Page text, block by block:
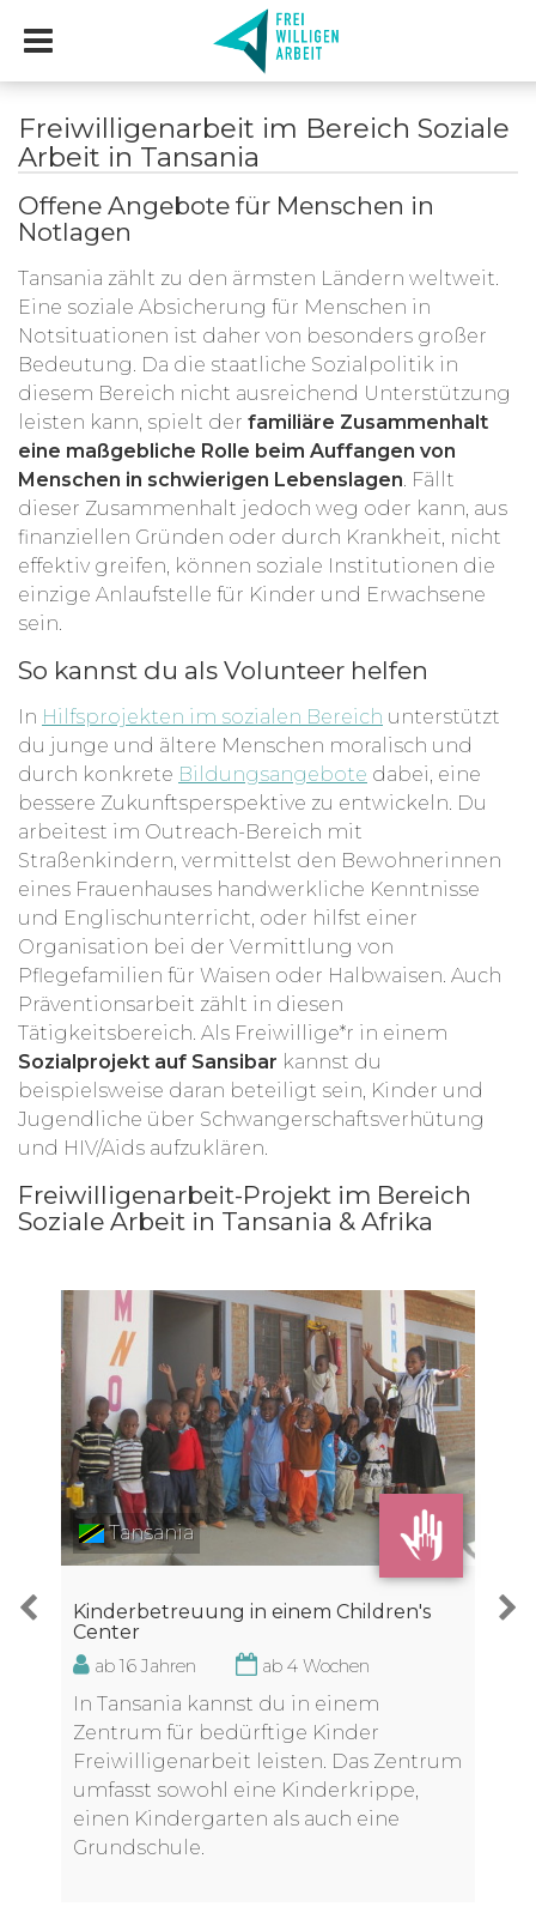
Freiwilligenarbeit im Bereich Soziale
Arbeit in Tansania
Offene Angebote für Menschen in
Notlagen
Tansania zählt zu den ärmsten Ländern weltweit.
Eine soziale Absicherung für Menschen in
Notsituationen ist daher von besonders großer
Bedeutung. Da die staatliche Sozialpolitik in
diesem Bereich nicht ausreichend Unterstützung
leisten kann, spielt der familiäre Zusammenhalt
eine maßgebliche Rolle beim Auffangen von
Menschen in schwierigen Lebenslagen. Fällt
dieser Zusammenhalt jedoch weg oder kann, aus
finanziellen Gründen oder durch Krankheit, nicht
effektiv greifen, können soziale Institutionen die
einzige Anlaufstelle für Kinder und Erwachsene
sein.
So kannst du als Volunteer helfen
In Hilfsprojekten im sozialen Bereich unterstützt
du junge und ältere Menschen moralisch und
durch konkrete Bildungsangebote dabei, eine
bessere Zukunftsperspektive zu entwickeln. Du
arbeitest im Outreach-Bereich mit
Straßenkindern, vermittelst den Bewohnerinnen
eines Frauenhauses handwerkliche Kenntnisse
und Englischunterricht, oder hilfst einer
Organisation bei der Vermittlung von
Pflegefamilien für Waisen oder Halbwaisen. Auch
Präventionsarbeit zählt in diesen
Tätigkeitsbereich. Als Freiwillige*r in einem
Sozialprojekt auf Sansibar kannst du
beispielsweise daran beteiligt sein, Kinder und
Jugendliche über Schwangerschaftsverhütung
und HIV/Aids aufzuklären.
Freiwilligenarbeit-Projekt im Bereich
Soziale Arbeit in Tansania & Afrika
Tansania
Kinderbetreuung in einem Children's
Center
ab 16 Jahren ab 4 Wochen
In Tansania kannst du in einem
Zentrum für bedürftige Kinder
Freiwilligenarbeit leisten. Das Zentrum
umfasst sowohl eine Kinderkrippe,
einen Kindergarten als auch eine
Grundschule.